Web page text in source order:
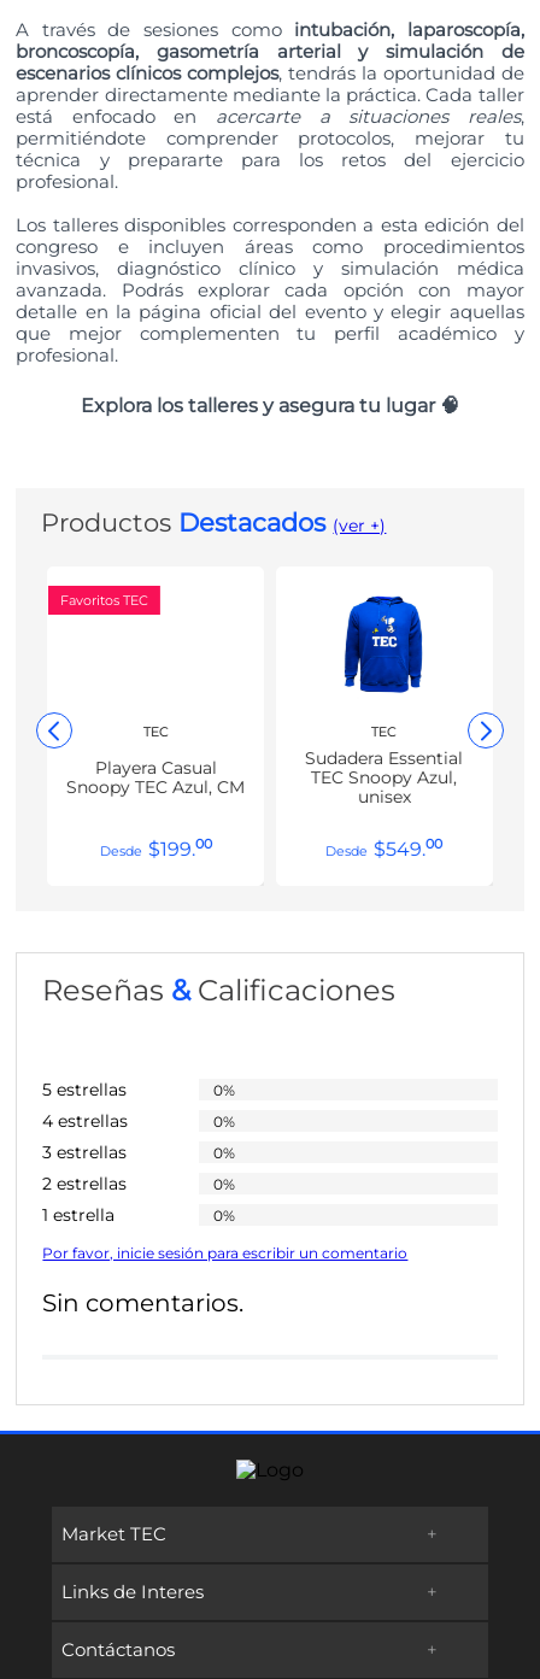
A través de sesiones como intubación, laparoscopía,
broncoscopía, gasometría arterial y simulación de
escenarios clínicos complejos, tendrás la oportunidad de
aprender directamente mediante la práctica. Cada taller
está enfocado en acercarte a situaciones reales,
permitiéndote comprender protocolos, mejorar tu
técnica y prepararte para los retos del ejercicio
profesional.
Los talleres disponibles corresponden a esta edición del
congreso e incluyen áreas como procedimientos
invasivos, diagnóstico clínico y simulación médica
avanzada. Podrás explorar cada opción con mayor
detalle en la página oficial del evento y elegir aquellas
que mejor complementen tu perfil académico y
profesional.
Explora los talleres y asegura tu lugar 🧠
Productos Destacados (ver +)
Favoritos TEC
TEC
Playera Casual
Snoopy TEC Azul, CM
$199.00
TEC
Sudadera Essential
TEC Snoopy Azul,
unisex
$549.00
Reseñas &Calificaciones
5 estrellas 0%
4 estrellas 0%
3 estrellas 0%
2 estrellas 0%
1 estrella 0%
Por favor, inicie sesión para escribir un comentario
Sin comentarios.
Market TEC +
Promociones
Preguntas frecuentes
Links de Interes +
Oferta Educativa
Contáctanos +